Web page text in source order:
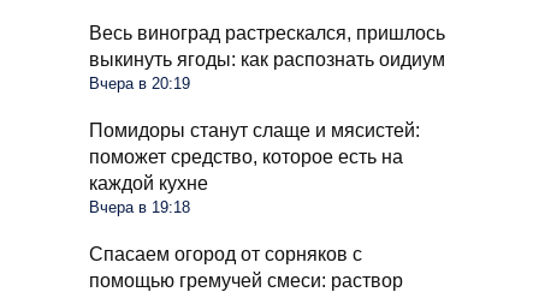
Весь виноград растрескался, пришлось
выкинуть ягоды: как распознать оидиум
Вчера в 20:19
Помидоры станут слаще и мясистей:
поможет средство, которое есть на
каждой кухне
Вчера в 19:18
Спасаем огород от сорняков с
помощью гремучей смеси: раствор